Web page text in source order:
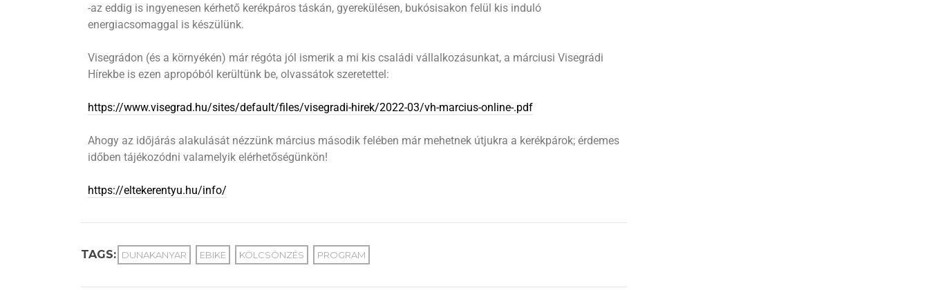
-az eddig is ingyenesen kérhető kerékpáros táskán, gyerekülésen, bukósisakon felül kis induló
energiacsomaggal is készülünk.
Visegrádon (és a környékén) már régóta jól ismerik a mi kis családi vállalkozásunkat, a márciusi Visegrádi
Hírekbe is ezen apropóból kerültünk be, olvassátok szeretettel:
https://www.visegrad.hu/sites/default/files/visegradi-hirek/2022-03/vh-marcius-online-.pdf
Ahogy az időjárás alakulását nézzünk március második felében már mehetnek útjukra a kerékpárok; érdemes
időben tájékozódni valamelyik elérhetőségünkön!
https://eltekerentyu.hu/info/
TAGS: DUNAKANYAR EBIKE KÖLCSÖNZÉS PROGRAM